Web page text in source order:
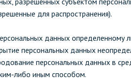
для распространения).
данных определенному
персональных данных
персональных данных в
либо иным способом.